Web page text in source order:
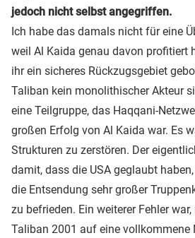
jedoch nicht selbst angegriffen.
Ich habe das damals nicht für eine
weil Al Kaida genau davon profitiert
ihr ein sicheres Rückzugsgebiet
Taliban kein monolithischer Akteur
eine Teilgruppe, das Haqqani-
großen Erfolg von Al Kaida war. Es
Strukturen zu zerstören. Der
damit, dass die USA geglaubt
die Entsendung sehr großer
zu befrieden. Ein weiterer Fehler
Taliban 2001 auf eine vollkommene